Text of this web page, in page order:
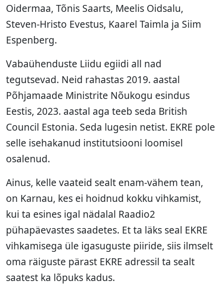
Oidermaa, Tõnis Saarts, Meelis Oidsalu,
Steven-Hristo Evestus, Kaarel Taimla ja Siim
Espenberg.
Vabaühenduste Liidu egiidi all nad
tegutsevad. Neid rahastas 2019. aastal
Põhjamaade Ministrite Nõukogu esindus
Eestis, 2023. aastal aga teeb seda British
Council Estonia. Seda lugesin netist. EKRE pole
selle isehakanud institutsiooni loomisel
osalenud.
Ainus, kelle vaateid sealt enam-vähem tean,
on Karnau, kes ei hoidnud kokku vihkamist,
kui ta esines igal nädalal Raadio2
pühapäevastes saadetes. Et ta läks seal EKRE
vihkamisega üle igasuguste piiride, siis ilmselt
oma räiguste pärast EKRE adressil ta sealt
saatest ka lõpuks kadus.